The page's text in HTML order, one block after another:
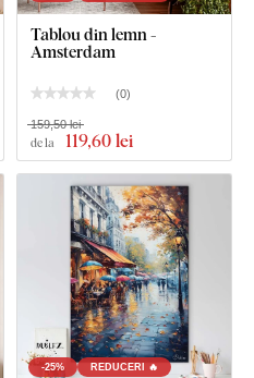
Tablou din lemn -
Amsterdam
(0)
de la 119,60 lei
159,50 lei
-25% REDUCERI 🔥